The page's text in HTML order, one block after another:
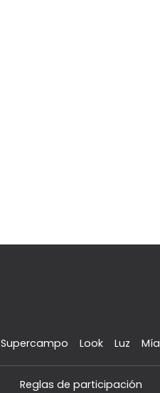
Supercampo Look Luz Mía
Reglas de participación